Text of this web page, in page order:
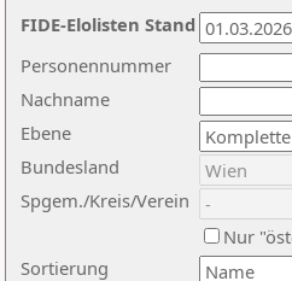
Nachname
Ebene
Sortierung
Personennummer
Bundesland
Spgem./Kreis/Verein
Nur
FIDE-Elolisten Stand